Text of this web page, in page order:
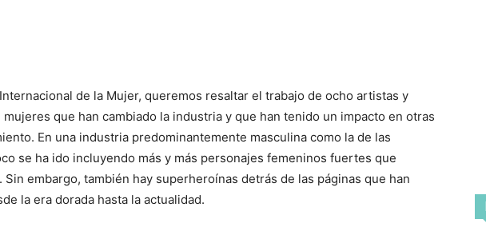
de la Mujer, queremos resaltar el trabajo de ocho artistas y
que han cambiado la industria y que han tenido un impacto en otras
En una industria predominantemente masculina como la de las
se ha ido incluyendo más y más personajes femeninos fuertes que
embargo, también hay superheroínas detrás de las páginas que han
la era dorada hasta la actualidad.